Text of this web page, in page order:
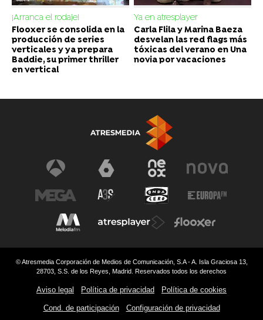
¡Arranca el rodaje!
Flooxer se consolida en la
producción de series
verticales y ya prepara
Baddie, su primer thriller
en vertical
Ya en atresplayer
Carla Flila y Marina Baeza
desvelan las red flags más
tóxicas del verano en Una
novia por vacaciones
© Atresmedia Corporación de Medios de Comunicación, S.A - A. Isla Graciosa 13,
28703, S.S. de los Reyes, Madrid. Reservados todos los derechos
Aviso legal Política de privacidad Política de cookies
Cond. de participación Configuración de privacidad